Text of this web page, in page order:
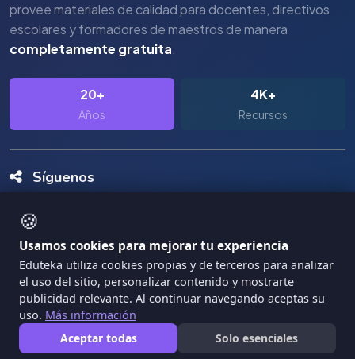
🍪
Usamos cookies para mejorar tu experiencia
Eduteka utiliza cookies propias y de terceros para analizar
el uso del sitio, personalizar contenido y mostrarte
publicidad relevante. Al continuar navegando aceptas su
uso. Más información
Aceptar todas
Solo esenciales
provee materiales de calidad para docentes, directivos
escolares y formadores de maestros de manera
completamente gratuita.
20+
Años
4K+
Recursos
Síguenos
Copyright Eduteka 2001-2026 - Universidad ICESI
Términos de Servicio